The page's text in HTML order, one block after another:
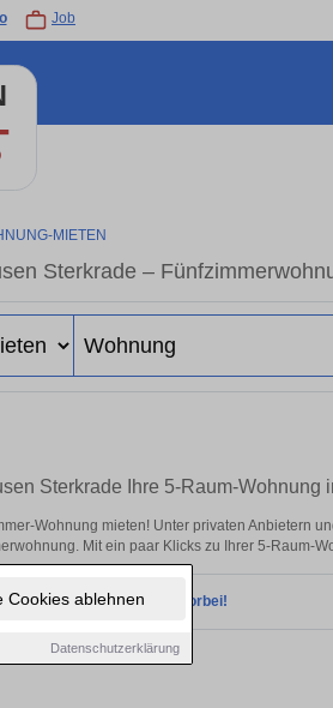
Cookies ablehnen
Datenschutzerklärung
Job
MIETEN
Sterkrade –
Sterkrade Ihre 5-Raum-Wohnung
Wohnung mieten! Unter privaten Anbietern
Mit ein paar Klicks zu Ihrer 5-Raum-
Schauen Sie bald wieder vorbei!